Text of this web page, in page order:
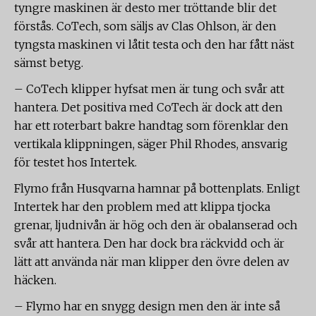
tyngre maskinen är desto mer tröttande blir det
förstås. CoTech, som säljs av Clas Ohlson, är den
tyngsta maskinen vi låtit testa och den har fått näst
sämst betyg.
– CoTech klipper hyfsat men är tung och svår att
hantera. Det positiva med CoTech är dock att den
har ett roterbart bakre handtag som förenklar den
vertikala klippningen, säger Phil Rhodes, ansvarig
för testet hos Intertek.
Flymo från Husqvarna hamnar på bottenplats. Enligt
Intertek har den problem med att klippa tjocka
grenar, ljudnivån är hög och den är obalanserad och
svår att hantera. Den har dock bra räckvidd och är
lätt att använda när man klipper den övre delen av
häcken.
– Flymo har en snygg design men den är inte så